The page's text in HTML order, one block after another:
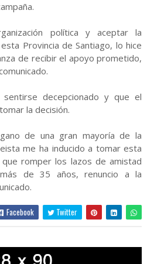
política y aceptar la
Provincia de Santiago, lo hice
de recibir el apoyo prometido,
decepcionado y que el
la decisión.
de una gran mayoría de la
me ha inducido a tomar esta
romper los lazos de amistad
de 35 años, renuncio a la
Facebook Twitter